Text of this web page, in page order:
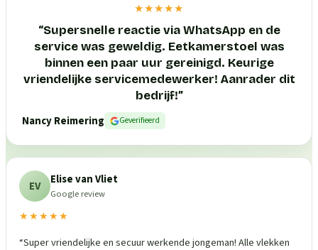
★★★★★
“Supersnelle reactie via WhatsApp en de
service was geweldig. Eetkamerstoel was
binnen een paar uur gereinigd. Keurige
vriendelijke servicemedewerker! Aanrader dit
bedrijf!”
Nancy Reimering
Geverifieerd
EV Elise van Vliet
Google review
★★★★★
“Super vriendelijke en secuur werkende jongeman! Alle vlekken